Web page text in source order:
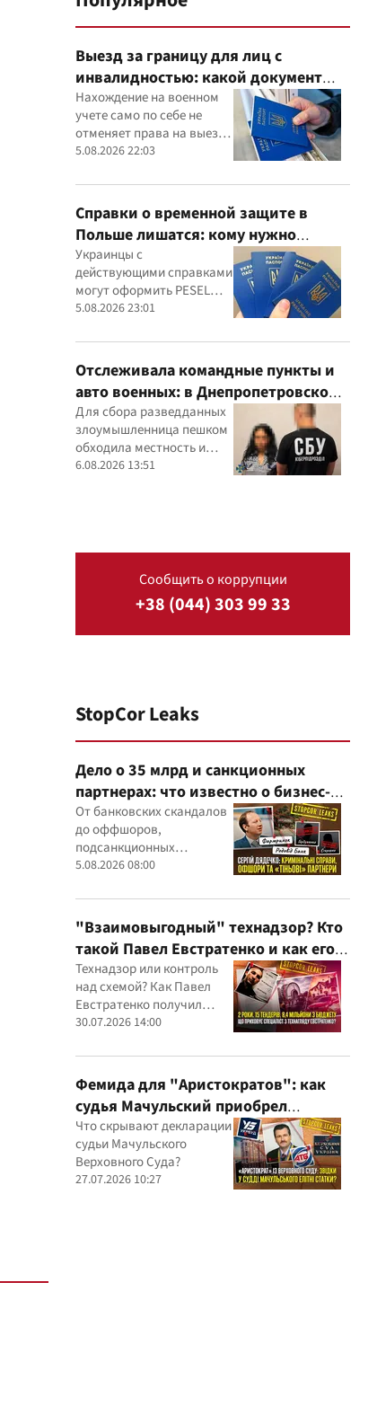
Выезд за границу для лиц с
инвалидностью: какой документ
нужно показать пограничникам
Нахождение на военном
учете само по себе не
отменяет права на выезд,
однако инвалидность
документально
5.08.2026 22:03
Справки о временной защите в
Польше лишатся: кому нужно
оформить PESEL UKR
Украинцы с
действующими справками
могут оформить PESEL
UKR без выезда из
трудоустройства
действуют отдельные
правила
5.08.2026 23:01
Отслеживала командные пункты и
авто военных: в Днепропетровской
области задержали агентку ФСБ
Для сбора разведданных
злоумышленница пешком
обходила местность и
скрыто фотографировала
6.08.2026 13:51
Сообщить о коррупции
+38 (044) 303 99 33
StopCor Leaks
Дело о 35 млрд и санкционных
партнерах: что известно о бизнес-
интересах Сергея Дядечко от
"Родовид Банка" до "ФАРМАСЕЛ"
От банковских скандалов
до оффшоров,
подсанкционных
партнеров и уголовных
связи Сергея Дядечко до
сих пор простираются
через Украину и несколько
иностранных юрисдикций
5.08.2026 08:00
"Взаимовыгодный" технадзор? Кто
такой Павел Евстратенко и как его
ФЛП получил доступ к бюджетным
миллионам?
Технадзор или контроль
над схемой? Как Павел
Евстратенко получил
миллионные подряды
30.07.2026 14:00
Фемида для "Аристократов": как
судья Мачульский приобрел
элитное жилье после вердикта в
пользу застройщика?
Что скрывают декларации
судьи Мачульского
Верховного Суда?
27.07.2026 10:27